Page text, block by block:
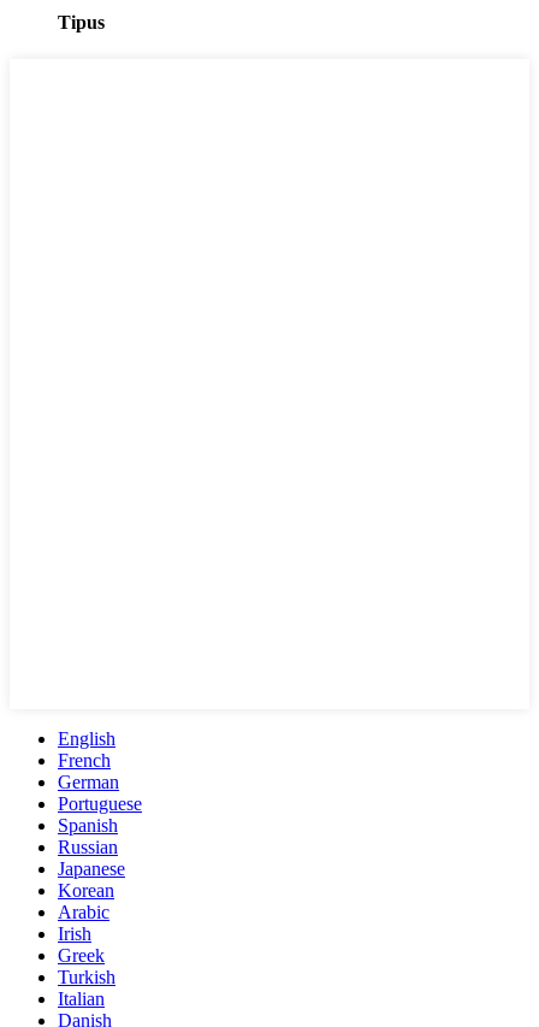
Tipus
English
French
German
Portuguese
Spanish
Russian
Japanese
Korean
Arabic
Irish
Greek
Turkish
Italian
Danish